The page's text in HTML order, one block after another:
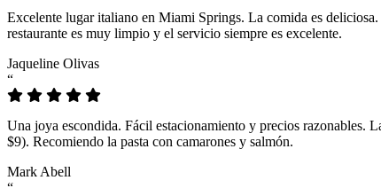
Excelente lugar italiano en Miami Springs. La comida es
restaurante es muy limpio y el servicio siempre es excelente.
Jaqueline Olivas
“
Una joya escondida. Fácil estacionamiento y precios razonables.
$9). Recomiendo la pasta con camarones y salmón.
Mark Abell
“